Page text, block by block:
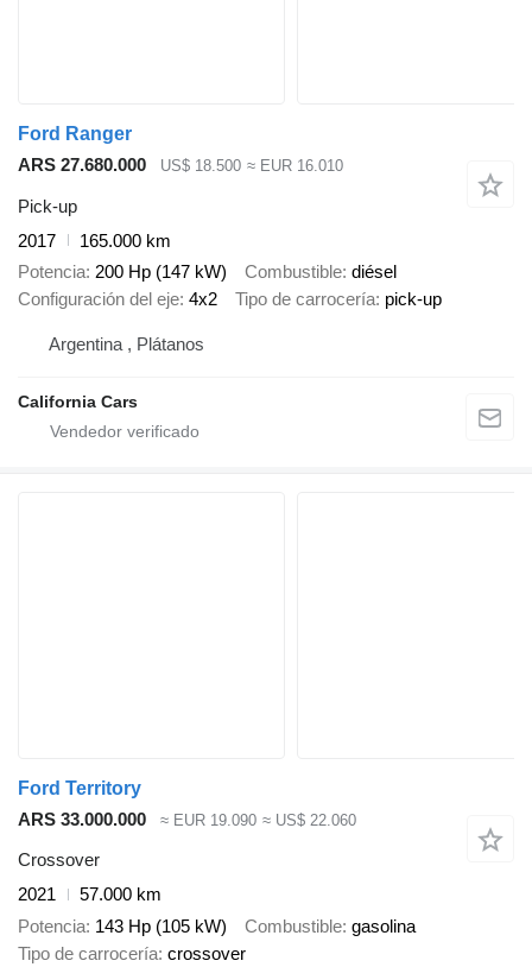
Ford Ranger
ARS 27.680.000
US$ 18.500 ≈ EUR 16.010
Pick-up
2017
165.000 km
Potencia 200 Hp (147 kW) Combustible diésel
Configuración del eje 4x2 Tipo de carrocería pick-up
Argentina , Plátanos
California Cars
Ford Territory
ARS 33.000.000
≈ EUR 19.090 ≈ US$ 22.060
Crossover
2021
57.000 km
Potencia 143 Hp (105 kW) Combustible gasolina
Tipo de carrocería crossover